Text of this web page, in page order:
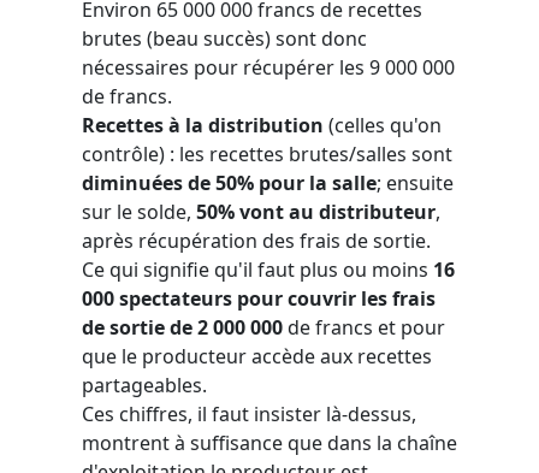
Environ 65 000 000 francs de recettes
brutes (beau succès) sont donc
nécessaires pour récupérer les 9 000 000
de francs.
Recettes à la distribution (celles qu'on
contrôle) : les recettes brutes/salles sont
diminuées de 50% pour la salle; ensuite
sur le solde, 50% vont au distributeur,
après récupération des frais de sortie.
Ce qui signifie qu'il faut plus ou moins 16
000 spectateurs pour couvrir les frais
de sortie de 2 000 000de francs et pour
que le producteur accède aux recettes
partageables.
Ces chiffres, il faut insister là-dessus,
montrent à suffisance que dans la chaîne